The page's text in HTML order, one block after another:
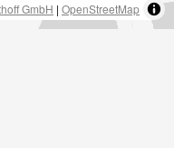
GmbH | OpenStreetMap